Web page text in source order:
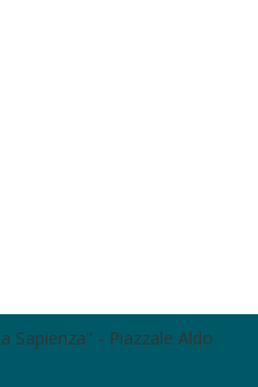
Sapienza" - Piazzale Aldo